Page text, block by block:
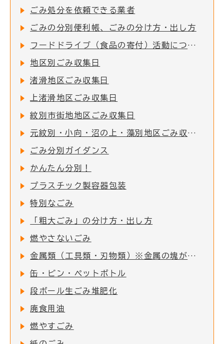
ごみ処分を依頼できる業者
ごみの分別便利帳、ごみの分け方・出し方
フードドライブ（食品の寄付）活動について
地区別ごみ収集日
渚滑地区ごみ収集日
上渚滑地区ごみ収集日
紋別市街地地区ごみ収集日
元紋別・小向・沼の上・藻別地区ごみ収集日
ごみ分別ガイダンス
かんたん分別！
プラスチック製容器包装
特別なごみ
「粗大ごみ」の分け方・出し方
燃やさないごみ
金属類（工具類・刃物類）※金属の塊がついた物で、一番長いところが50cm以内の物
缶・ビン・ペットボトル
段ボール生ごみ堆肥化
廃食用油
燃やすごみ